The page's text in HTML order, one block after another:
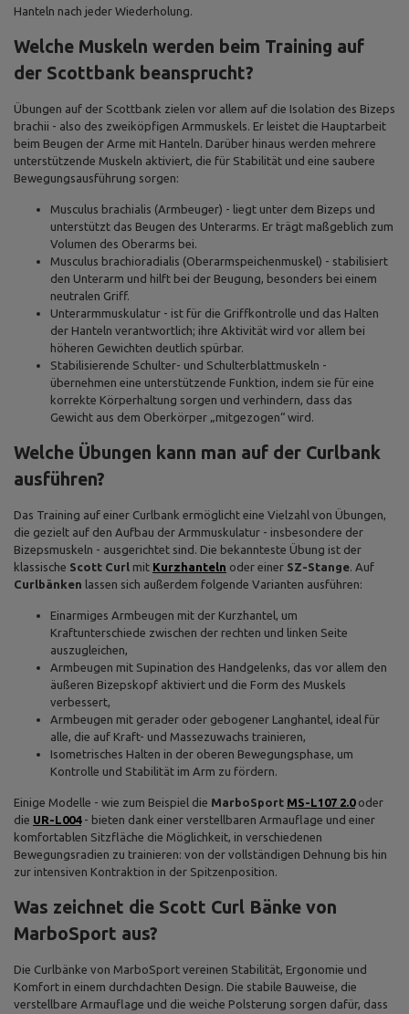
Hanteln nach jeder Wiederholung.
Welche Muskeln werden beim Training auf
der Scottbank beansprucht?
Übungen auf der Scottbank zielen vor allem auf die Isolation des Bizeps
brachii - also des zweiköpfigen Armmuskels. Er leistet die Hauptarbeit
beim Beugen der Arme mit Hanteln. Darüber hinaus werden mehrere
unterstützende Muskeln aktiviert, die für Stabilität und eine saubere
Bewegungsausführung sorgen:
Musculus brachialis (Armbeuger) - liegt unter dem Bizeps und
unterstützt das Beugen des Unterarms. Er trägt maßgeblich zum
Volumen des Oberarms bei.
Musculus brachioradialis (Oberarmspeichenmuskel) - stabilisiert
den Unterarm und hilft bei der Beugung, besonders bei einem
neutralen Griff.
Unterarmmuskulatur - ist für die Griffkontrolle und das Halten
der Hanteln verantwortlich; ihre Aktivität wird vor allem bei
höheren Gewichten deutlich spürbar.
Stabilisierende Schulter- und Schulterblattmuskeln -
übernehmen eine unterstützende Funktion, indem sie für eine
korrekte Körperhaltung sorgen und verhindern, dass das
Gewicht aus dem Oberkörper „mitgezogen“ wird.
Welche Übungen kann man auf der Curlbank
ausführen?
Das Training auf einer Curlbank ermöglicht eine Vielzahl von Übungen,
die gezielt auf den Aufbau der Armmuskulatur - insbesondere der
Bizepsmuskeln - ausgerichtet sind. Die bekannteste Übung ist der
klassische Scott Curl mit Kurzhanteln oder einer SZ-Stange. Auf
Curlbänken lassen sich außerdem folgende Varianten ausführen:
Einarmiges Armbeugen mit der Kurzhantel, um
Kraftunterschiede zwischen der rechten und linken Seite
auszugleichen,
Armbeugen mit Supination des Handgelenks, das vor allem den
äußeren Bizepskopf aktiviert und die Form des Muskels
verbessert,
Armbeugen mit gerader oder gebogener Langhantel, ideal für
alle, die auf Kraft- und Massezuwachs trainieren,
Isometrisches Halten in der oberen Bewegungsphase, um
Kontrolle und Stabilität im Arm zu fördern.
Einige Modelle - wie zum Beispiel die MarboSport MS-L107 2.0oder
die UR-L004- bieten dank einer verstellbaren Armauflage und einer
komfortablen Sitzfläche die Möglichkeit, in verschiedenen
Bewegungsradien zu trainieren: von der vollständigen Dehnung bis hin
zur intensiven Kontraktion in der Spitzenposition.
Was zeichnet die Scott Curl Bänke von
MarboSport aus?
Die Curlbänke von MarboSport vereinen Stabilität, Ergonomie und
Komfort in einem durchdachten Design. Die stabile Bauweise, die
verstellbare Armauflage und die weiche Polsterung sorgen dafür, dass